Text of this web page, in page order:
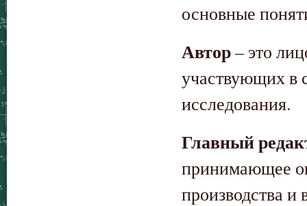
основные
Автор– это
участвующих в
исследования.
Главный
принимающее
производства